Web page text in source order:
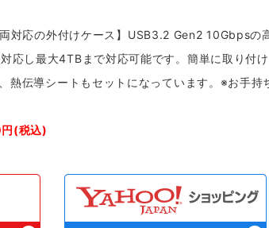
対応の外付けケース】USB3.2 Gen2 10Gbps
応し最大4TBまで対応可能です。簡単に取り付
伝導シートもセットになっています。※お手
(税込)